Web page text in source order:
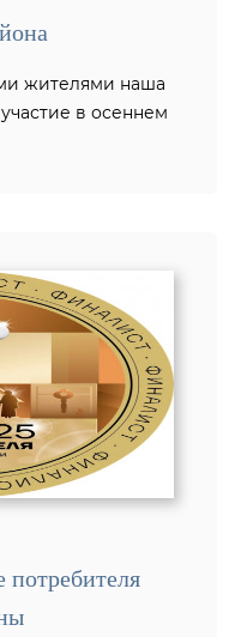
жителями наша
в осеннем
потребителя